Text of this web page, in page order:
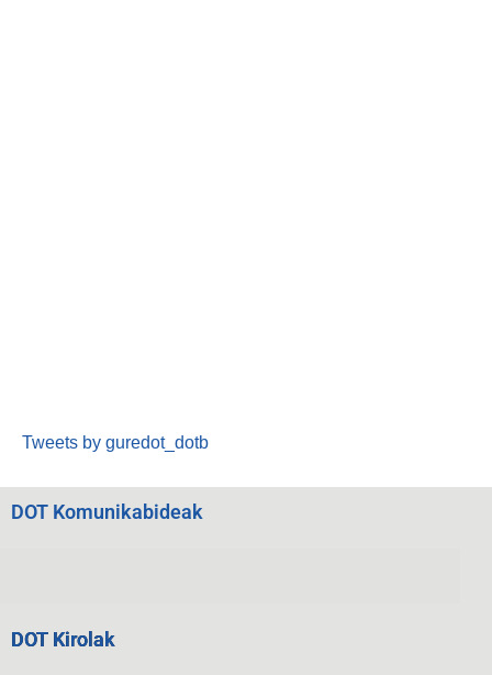
Tweets by guredot_dotb
DOT Komunikabideak
DOT Kirolak